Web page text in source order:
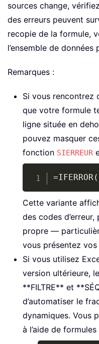
sources change,
des erreurs peuvent
recopie de la formule,
l’ensemble de données
Remarques :
Si vous rencontrez
que votre formule
ligne située en
pouvez masquer
fonction SIERREUR
Cette variante
des codes
propre —
vous présentez vos
Si vous utilisez
version ultérieure,
**FILTRE** et
d’automatiser le
dynamiques. Vous
à l’aide de